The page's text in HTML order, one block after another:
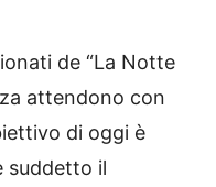
de “La Notte
attendono con
di oggi è
suddetto il